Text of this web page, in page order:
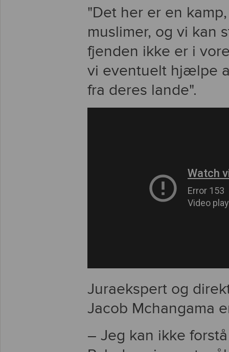
"Det her er en
muslimer, og vi kan
fjenden ikke er i
vi eventuelt hjælpe
fra deres lande".
Juraekspert og
Jacob Mchangama
– Jeg kan ikke